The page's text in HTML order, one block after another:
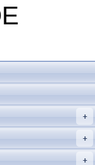
+
+
+